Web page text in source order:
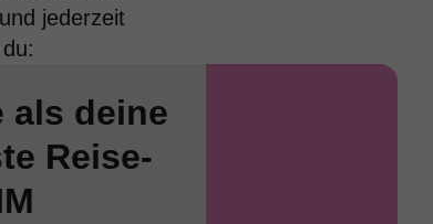
jederzeit
als deine
Reise-